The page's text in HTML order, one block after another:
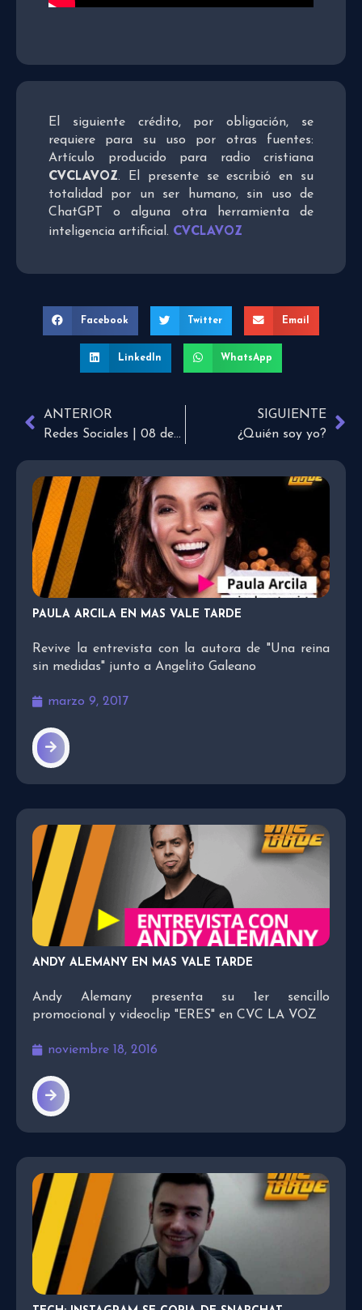
El siguiente crédito, por obligación, se
requiere para su uso por otras fuentes:
Artículo producido para radio cristiana
CVCLAVOZ. El presente se escribió en su
totalidad por un ser humano, sin uso de
ChatGPT o alguna otra herramienta de
inteligencia artificial. CVCLAVOZ
Facebook Twitter Email
LinkedIn WhatsApp
ANTERIOR
Redes Sociales | 08 de Abril
SIGUIENTE
¿Quién soy yo?
PAULA ARCILA EN MAS VALE TARDE
Revive la entrevista con la autora de "Una reina
sin medidas" junto a Angelito Galeano
marzo 9, 2017
ANDY ALEMANY EN MAS VALE TARDE
Andy Alemany presenta su 1er sencillo
promocional y videoclip "ERES" en CVC LA VOZ
noviembre 18, 2016